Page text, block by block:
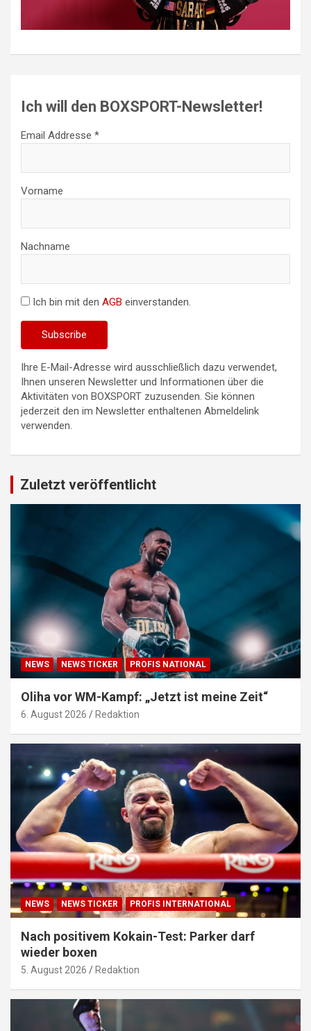
Ich will den BOXSPORT-Newsletter!
Email Addresse *
Vorname
Nachname
Ich bin mit den AGB einverstanden.
Ihre E-Mail-Adresse wird ausschließlich dazu verwendet,
Ihnen unseren Newsletter und Informationen über die
Aktivitäten von BOXSPORT zuzusenden. Sie können
jederzeit den im Newsletter enthaltenen Abmeldelink
verwenden.
Zuletzt veröffentlicht
NEWS NEWS TICKER PROFIS NATIONAL
Oliha vor WM-Kampf: „Jetzt ist meine Zeit“
6. August 2026 Redaktion
NEWS NEWS TICKER PROFIS INTERNATIONAL
Nach positivem Kokain-Test: Parker darf
wieder boxen
5. August 2026 Redaktion